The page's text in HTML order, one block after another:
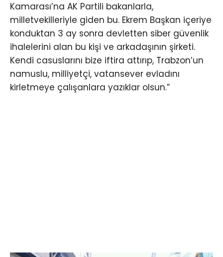
Kamarası’na AK Partili bakanlarla,
milletvekilleriyle giden bu. Ekrem Başkan içeriye
konduktan 3 ay sonra devletten siber güvenlik
ihalelerini alan bu kişi ve arkadaşının şirketi.
Kendi casuslarını bize iftira attırıp, Trabzon’un
namuslu, milliyetçi, vatansever evladını
kirletmeye çalışanlara yazıklar olsun.”